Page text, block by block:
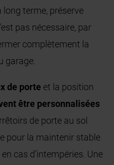
long terme, préserve
pas nécessaire, par
complètement la
garage.
de porte et la position
être personnalisées
de porte au sol
pour la maintenir stable
cas d’intempéries. Une